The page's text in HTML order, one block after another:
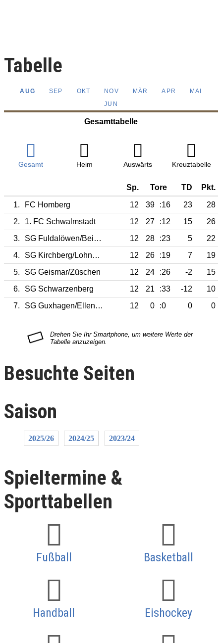
Tabelle
AUG SEP OKT NOV MÄR APR
MAI
JUN
Gesamttabelle
Gesamt Heim Auswärts Kreuztabelle
Sp. Tore TD Pkt.
1. FC Homberg 12 39 :16 23
28
2.
1. FC Schwalmstadt 12 27 :12 15
26
3.
SG Fuldalöwen/Beisetal 12 28 :23 5
22
4.
SG Kirchberg/Lohne/Haddamar 12 26 :19 7
19
5.
SG Geismar/Züschen 12 24 :26 -2
15
6.
SG Schwarzenberg 12 21 :33 -12
10
7.
SG Guxhagen/Ellenb./Körle 12 0 :0 0 0
Besuchte Seiten
Saison
2025/26 2024/25 2023/24
Spieltermine &
Sporttabellen
Fußball Basketball
Handball Eishockey